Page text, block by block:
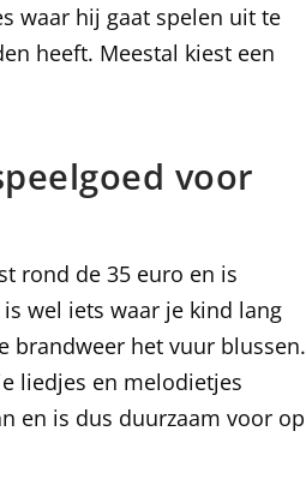
waar hij gaat spelen uit te
heeft. Meestal kiest een
voor
rond de 35 euro en is
wel iets waar je kind lang
brandweer het vuur blussen.
liedjes en melodietjes
en is dus duurzaam voor op